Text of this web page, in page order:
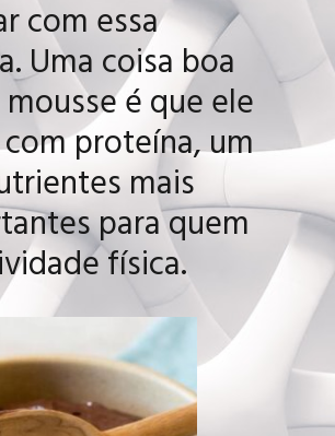
com essa
Uma coisa boa
é que ele
proteína, um
mais
para quem
física.